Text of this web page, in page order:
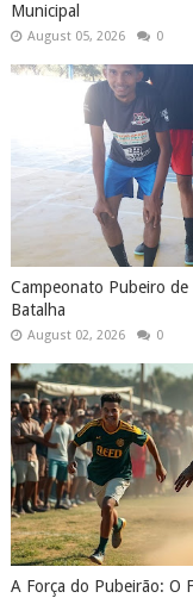
Municipal
August 05, 2026 0
Campeonato Pubeiro
Batalha
August 02, 2026 0
A Força do Pubeirão: O